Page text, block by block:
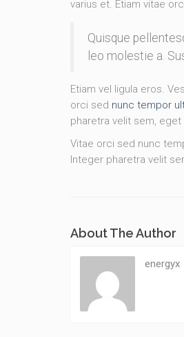
varius et. Etiam vitae
Quisque
leo molestie a.
Etiam vel ligula eros.
orci sed nunc tempor
pharetra velit sem,
Vitae orci sed nunc
Integer pharetra velit
About The Author
energyx